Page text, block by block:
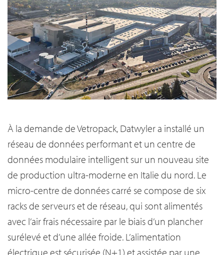
À la demande de Vetropack, Datwyler a installé un
réseau de données performant et un centre de
données modulaire intelligent sur un nouveau site
de production ultra-moderne en Italie du nord. Le
micro-centre de données carré se compose de six
racks de serveurs et de réseau, qui sont alimentés
avec l’air frais nécessaire par le biais d’un plancher
surélevé et d’une allée froide. L’alimentation
électrique est sécurisée (N+1) et assistée par une